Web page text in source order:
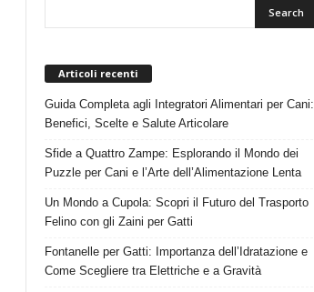
Articoli recenti
Guida Completa agli Integratori Alimentari per Cani:
Benefici, Scelte e Salute Articolare
Sfide a Quattro Zampe: Esplorando il Mondo dei
Puzzle per Cani e l’Arte dell’Alimentazione Lenta
Un Mondo a Cupola: Scopri il Futuro del Trasporto
Felino con gli Zaini per Gatti
Fontanelle per Gatti: Importanza dell’Idratazione e
Come Scegliere tra Elettriche e a Gravità